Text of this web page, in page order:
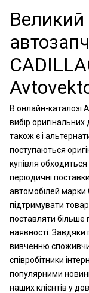
Великий
В онлайн-каталозі
вибір
також є і
поступаються
купівля
періодичні
автомобілей марки
підтримувати
поставляти більше
наявності. Завдяки
вивченню
співробітники
популярними
наших клієнтів у